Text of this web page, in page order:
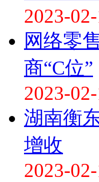
2023-
网络零
商“C位”
2023-
湖南衡
增收
2023-